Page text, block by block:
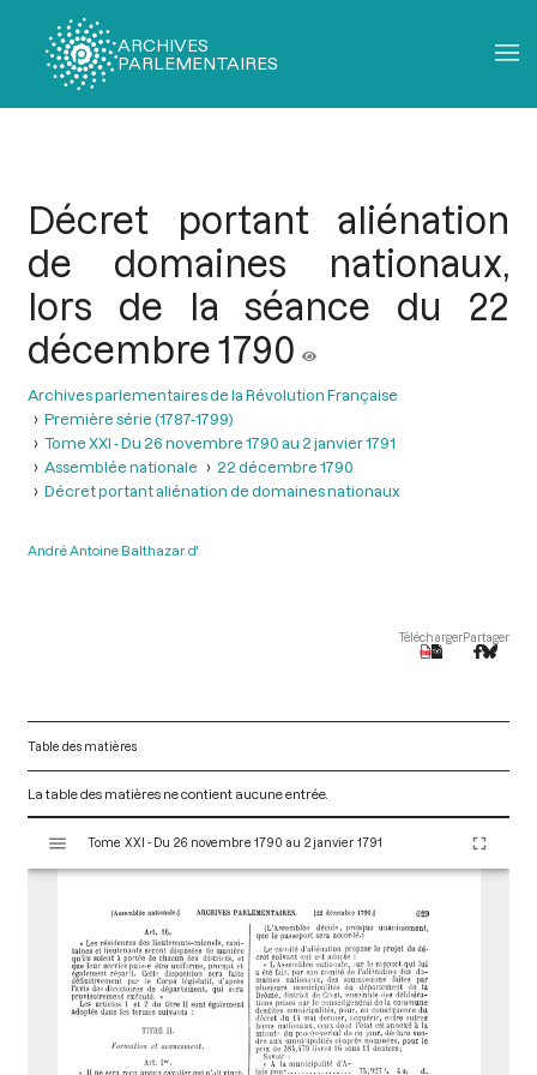
ARCHIVES
PARLEMENTAIRES
Décret portant aliénation
de domaines nationaux,
lors de la séance du 22
décembre 1790
Archives parlementaires de la Révolution Française
Première série (1787-1799)
Tome XXI - Du 26 novembre 1790 au 2 janvier 1791
Assemblée nationale
22 décembre 1790
Décret portant aliénation de domaines nationaux
André Antoine Balthazar d'
TéléchargerPartager
Table des matières
La table des matières ne contient aucune entrée.
s
Tome XXI - Du 26 novembre 1790 au 2 janvier 1791